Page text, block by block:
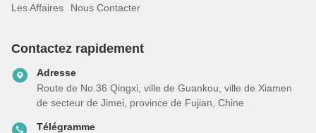
Les Affaires
Nous Contacter
Contactez rapidement
Adresse
Route de No.36 Qingxi, ville de Guankou, ville de Xiamen
de secteur de Jimei, province de Fujian, Chine
Télégramme